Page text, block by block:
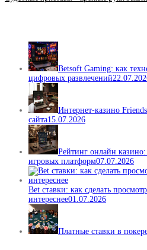
Betsoft Gaming: как
цифровых развлечений
Интернет-казино
сайта15.07.2026
Рейтинг онлайн
игровых платформ07.07.2026
Bet ставки: как сделать
интереснее01.07.2026
Платные ставки в